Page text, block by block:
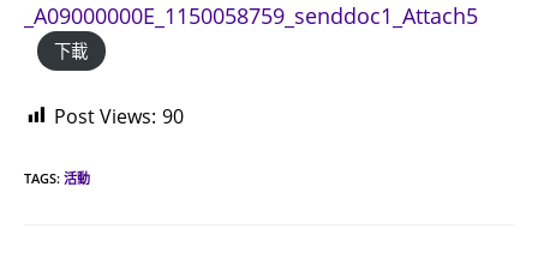
_A09000000E_1150058759_senddoc1_Attach5
下載
Post Views: 90
TAGS: 活動